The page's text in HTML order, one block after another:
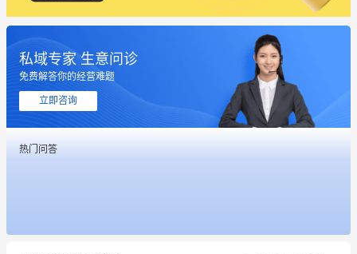
私域专家 生意问诊
免费解答你的经营难题
立即咨询
热门问答
这个营销策划案例推荐大家看一下
用有赞就能在微信、小红书同时经营了
冰墩墩货源充足需要的联系我